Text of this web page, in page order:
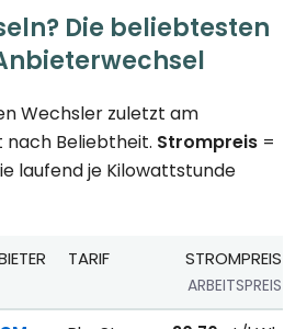
Die beliebtesten
Wechsler zuletzt am
Beliebtheit. Strompreis =
laufend je Kilowattstunde
Anbieterwechsel;
TARIF STROMPREIS
ARBEITSPREIS